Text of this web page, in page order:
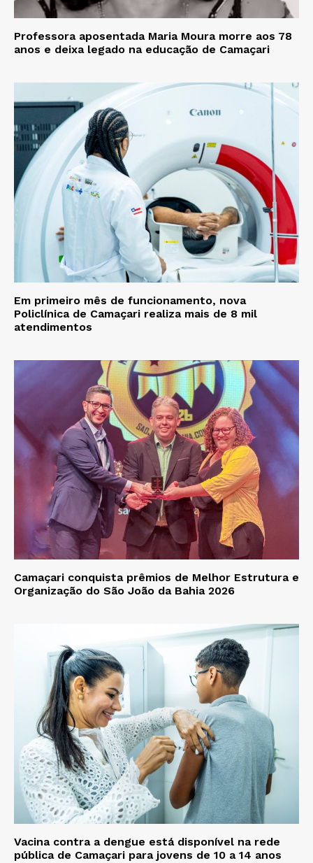
Professora aposentada Maria Moura morre aos 78
anos e deixa legado na educação de Camaçari
Em primeiro mês de funcionamento, nova
Policlínica de Camaçari realiza mais de 8 mil
atendimentos
Camaçari conquista prêmios de Melhor Estrutura e
Organização do São João da Bahia 2026
Vacina contra a dengue está disponível na rede
pública de Camaçari para jovens de 10 a 14 anos